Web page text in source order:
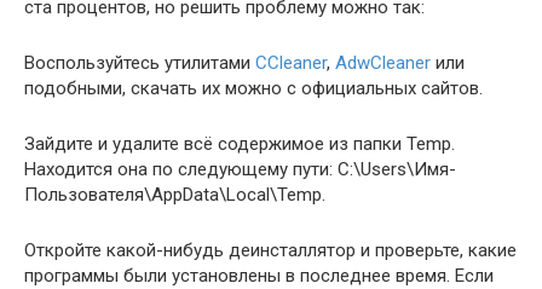
ста процентов, но решить проблему можно так:
Воспользуйтесь утилитами CCleaner, AdwCleaner или
подобными, скачать их можно с официальных сайтов.
Зайдите и удалите всё содержимое из папки Temp.
Находится она по следующему пути: C:\Users\Имя-
Пользователя\AppData\Local\Temp.
Откройте какой-нибудь деинсталлятор и проверьте, какие
программы были установлены в последнее время. Если